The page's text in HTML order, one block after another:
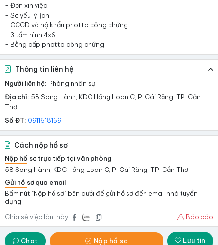
- Đơn xin việc
- Sơ yếu lý lịch
- CCCD và hộ khẩu photto công chứng
- 3 tấm hình 4x6
- Bằng cấp photto công chứng
Thông tin liên hệ
Người liên hệ: Phòng nhân sự
Địa chỉ: 58 Song Hành, KDC Hồng Loan C, P. Cái Răng, TP. Cần
Thơ
Số ĐT: 0911618169
Cách nộp hồ sơ
Nộp hồ sơ trực tiếp tại văn phòng
58 Song Hành, KDC Hồng Loan C, P. Cái Răng, TP. Cần Thơ
Gửi hồ sơ qua email
Bấm nút "Nộp hồ sơ" bên dưới để gửi hồ sơ đến email nhà tuyển
dụng
Chia sẻ việc làm này:
Báo cáo
Chat Nộp hồ sơ Lưu tin